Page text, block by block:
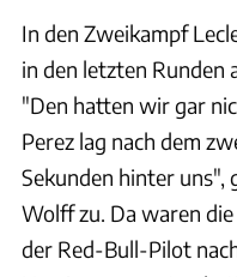
In den Zweikampf
in den letzten Runden
"Den hatten wir gar
Perez lag nach dem
Sekunden hinter uns",
Wolff zu. Da waren
der Red-Bull-Pilot